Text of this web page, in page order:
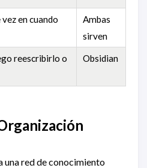
en cuando
Ambas
sirven
reescribirlo o
Obsidian
una red de conocimiento